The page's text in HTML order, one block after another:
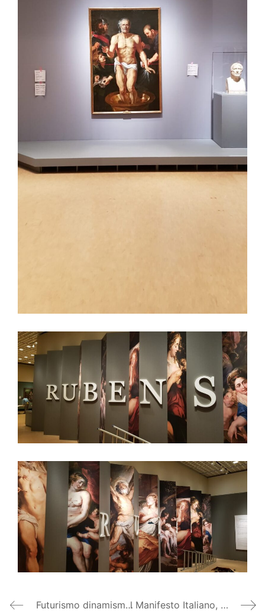
Futurismo dinamismo e colore, Zagabria l Manifesto Italiano, la strada come arte, Museo di Arte Italiana di Lima